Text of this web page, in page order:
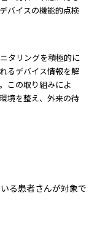
バイスの機能的点検
タリングを積極的に
るデバイス情報を解
この取り組みによ
境を整え、外来の待
る患者さんが対象で